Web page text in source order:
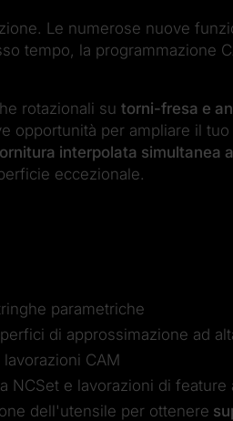
Le numerose nuove
tempo, la programmazione
rotazionali su torni-fresa e
opportunità per ampliare il
interpolata simultanea
eccezionale.
parametriche
di approssimazione ad
CAM
NCSet e lavorazioni di feature
dell'utensile per ottenere